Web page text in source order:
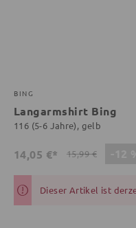
BING
Langarmshirt Bing
116 (5-6 Jahre), gelb
14,05 €* 15,99 €
Dieser Artikel ist